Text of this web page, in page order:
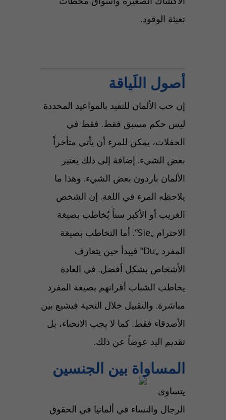
تعبئة الوقود.
أصول اللَياقة
إن حب الألمان للتقيد بالمواعيد المحددة
ليس حكم مسبق فقط. فقط في
الحفلات، يمكن للمرء أن يأتي متأخراً
بعض الشيء. إضافة إلى ذلك يعتبر
الألمان باردون بعض الشيء. وهذا ما
يلاحظه المرء في اللغة. إن الشخص
الغريب أو الأكبر سناً يُخاطب بصيغة
الاحترام „Sie“. أما التخاطب بصيغة
المفرد „Du“ فيبدأ حين يتعارف
الأشخاص بشكل أفضل. في العادة
يخاطب الشباب أقرانهم بصيغة المفرد
مباشرة. والتقبيل خلال التحية فيشيع بين
الأصدقاء فقط. كما لا يجب الانحناء، بل
تقديم اليد عوضاً عن ذلك.
المساواة بين الجنسين
يتساوى
الرجال والنساء في ألمانيا في الحقوق